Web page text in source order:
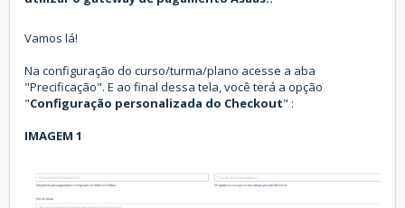
Vamos lá!
Na configuração do curso/turma/plano acesse a aba
"Precificação". E ao final dessa tela, você terá a opção
"Configuração personalizada do Checkout" :
IMAGEM 1